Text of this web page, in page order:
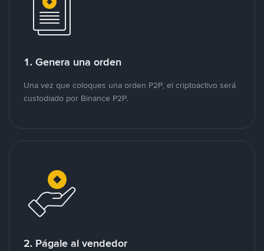
1. Genera una orden
Una vez que coloques una orden P2P, el criptoactivo será
custodiado por Binance P2P.
2. Págale al vendedor